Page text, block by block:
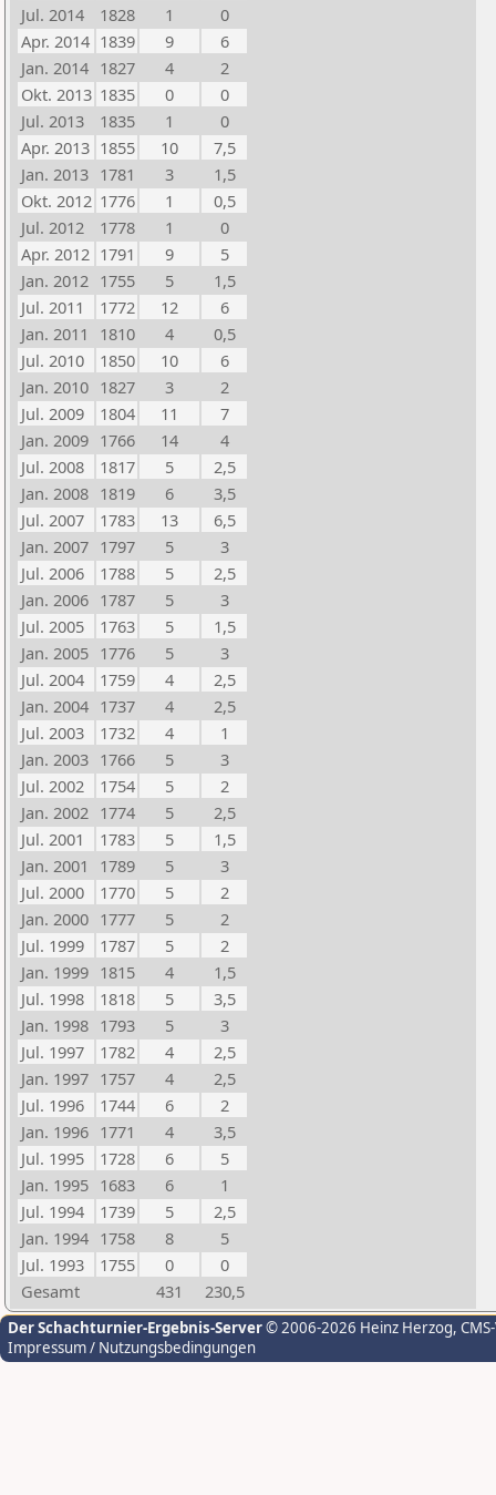
Jul. 2014
1828 1
0
Apr. 2014 1839 9
6
Jan. 2014 1827 4
2
Okt. 2013 1835 0
0
Jul. 2013
1835 1
0
Apr. 2013 1855 10
7,5
Jan. 2013 1781 3
1,5
Okt. 2012 1776 1
0,5
Jul. 2012
1778 1
0
Apr. 2012 1791 9
5
Jan. 2012 1755 5
1,5
Jul. 2011
1772 12
6
Jan. 2011
1810 4
0,5
Jul. 2010
1850 10
6
Jan. 2010 1827 3
2
Jul. 2009
1804 11
7
Jan. 2009 1766 14
4
Jul. 2008
1817 5
2,5
Jan. 2008 1819 6
3,5
Jul. 2007
1783 13
6,5
Jan. 2007 1797 5
3
Jul. 2006
1788 5
2,5
Jan. 2006 1787 5
3
Jul. 2005
1763 5
1,5
Jan. 2005 1776 5
3
Jul. 2004
1759 4
2,5
Jan. 2004 1737 4
2,5
Jul. 2003
1732 4
1
Jan. 2003 1766 5
3
Jul. 2002
1754 5
2
Jan. 2002 1774 5
2,5
Jul. 2001
1783 5
1,5
Jan. 2001
1789 5
3
Jul. 2000
1770 5
2
Jan. 2000 1777 5
2
Jul. 1999
1787 5
2
Jan. 1999 1815 4
1,5
Jul. 1998
1818 5
3,5
Jan. 1998 1793 5
3
Jul. 1997
1782 4
2,5
Jan. 1997 1757 4
2,5
Jul. 1996
1744 6
2
Jan. 1996 1771 4
3,5
Jul. 1995
1728 6
5
Jan. 1995 1683 6
1
Jul. 1994
1739 5
2,5
Jan. 1994 1758 8
5
Jul. 1993
1755 0
0
Gesamt
431 230,5
Der Schachturnier-Ergebnis-Server© 2006-2026 Heinz Herzog,
Impressum / Nutzungsbedingungen